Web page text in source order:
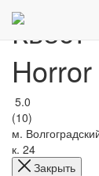
Квест
5.0
(10)
м.
к. 24
Закрыть